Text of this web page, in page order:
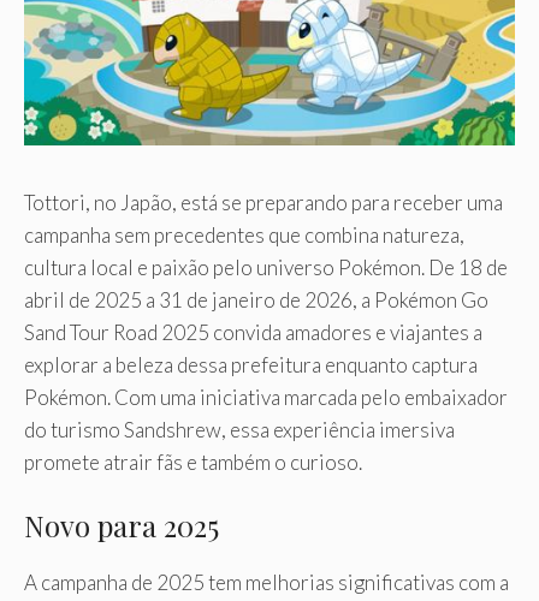
Tottori, no Japão, está se preparando para receber uma
campanha sem precedentes que combina natureza,
cultura local e paixão pelo universo Pokémon. De 18 de
abril de 2025 a 31 de janeiro de 2026, a Pokémon Go
Sand Tour Road 2025 convida amadores e viajantes a
explorar a beleza dessa prefeitura enquanto captura
Pokémon. Com uma iniciativa marcada pelo embaixador
do turismo Sandshrew, essa experiência imersiva
promete atrair fãs e também o curioso.
Novo para 2025
A campanha de 2025 tem melhorias significativas com a